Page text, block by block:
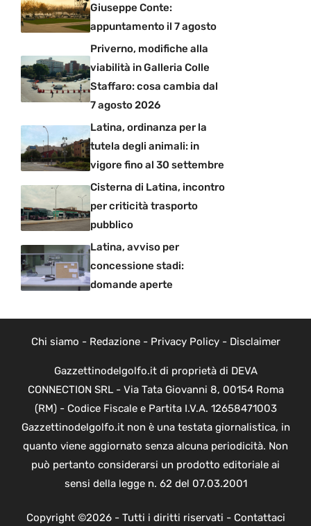
Giuseppe Conte:
appuntamento il 7 agosto
Priverno, modifiche alla
viabilità in Galleria Colle
Staffaro: cosa cambia dal
7 agosto 2026
Latina, ordinanza per la
tutela degli animali: in
vigore fino al 30 settembre
Cisterna di Latina, incontro
per criticità trasporto
pubblico
Latina, avviso per
concessione stadi:
domande aperte
Chi siamo - Redazione- Privacy Policy- Disclaimer
Gazzettinodelgolfo.it di proprietà di DEVA
CONNECTION SRL - Via Tata Giovanni 8, 00154 Roma
(RM) - Codice Fiscale e Partita I.V.A. 12658471003
Gazzettinodelgolfo.it non è una testata giornalistica, in
quanto viene aggiornato senza alcuna periodicità. Non
può pertanto considerarsi un prodotto editoriale ai
sensi della legge n. 62 del 07.03.2001
Copyright ©2026 - Tutti i diritti riservati - Contattaci